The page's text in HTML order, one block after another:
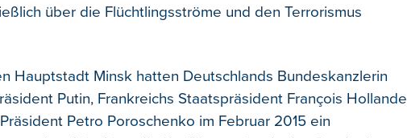
über die Flüchtlingsströme und den Terrorismus
Hauptstadt Minsk hatten Deutschlands Bundeskanzlerin
Putin, Frankreichs Staatspräsident François Hollande
Petro Poroschenko im Februar 2015 ein